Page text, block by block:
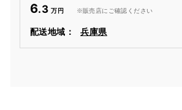
6.3 ※販売店にご確認ください
配送地域： 兵庫県